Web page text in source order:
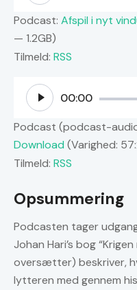
Podcast: Afspil i nyt
— 1.2GB)
Tilmeld: RSS
Lydafspiller
00:00
Podcast (podcast-
Download (Varighed:
Tilmeld: RSS
Opsummering
Podcasten tager
Johan Hari’s bog
oversætter) beskriver,
lytteren med gennem